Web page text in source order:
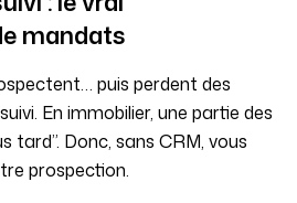
mandats
puis perdent des
En immobilier, une partie des
tard”. Donc, sans CRM, vous
prospection.